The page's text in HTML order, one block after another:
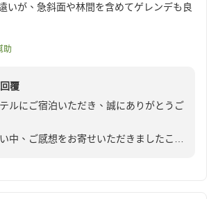
いが、急斜面や林間を含めてゲレンデも良
はこちらから
hotel/voice/80671?
助
覆
ルにご宿泊いただき、誠にありがとうご
中、ご感想をお寄せいただきましたこ